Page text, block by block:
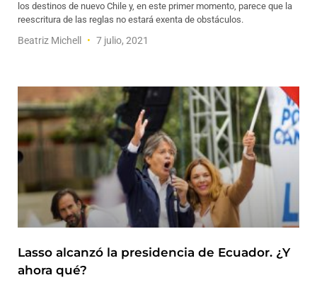
los destinos de nuevo Chile y, en este primer momento, parece que la
reescritura de las reglas no estará exenta de obstáculos.
Beatriz Michell 7 julio, 2021
Lasso alcanzó la presidencia de Ecuador. ¿Y
ahora qué?